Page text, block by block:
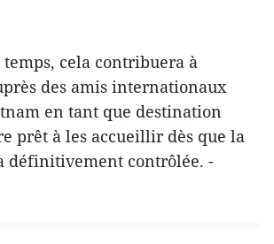
cela contribuera à
des amis internationaux
en tant que destination
prêt à les accueillir dès que la
définitivement contrôlée. -